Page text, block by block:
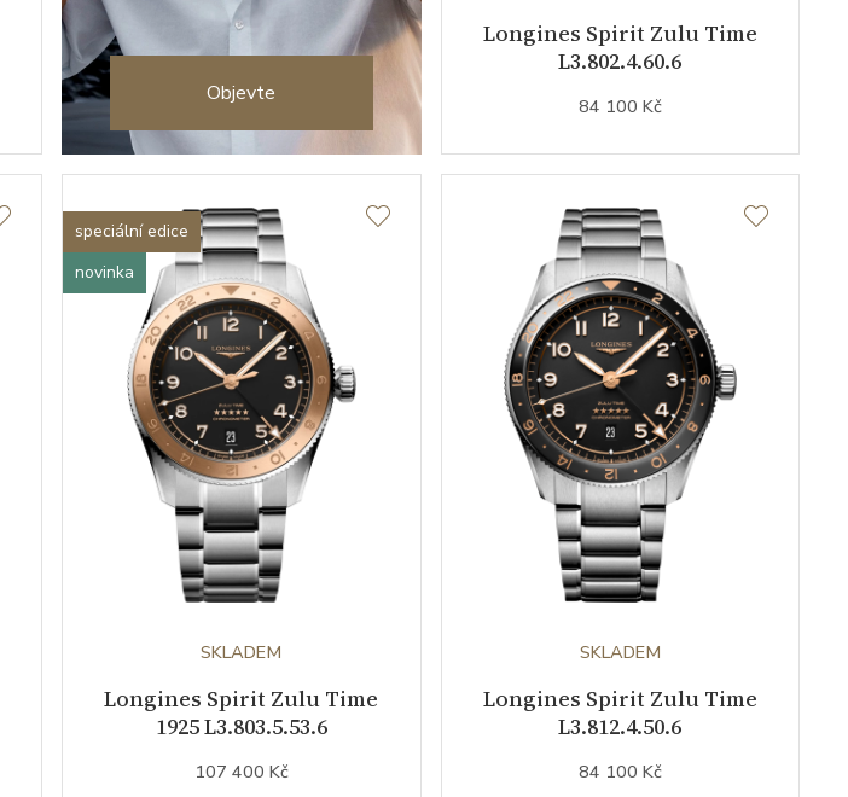
Objevte
Longines Spirit Zulu Time
L3.802.4.60.6
84 100 Kč
speciální edice
novinka
SKLADEM
Longines Spirit Zulu Time
1925 L3.803.5.53.6
107 400 Kč
SKLADEM
Longines Spirit Zulu Time
L3.812.4.50.6
84 100 Kč